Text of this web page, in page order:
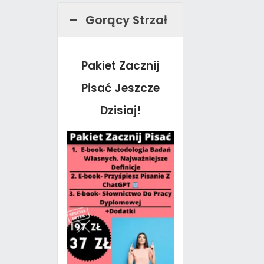
Gorący Strzał
Pakiet Zacznij
Pisać Jeszcze
Dzisiaj!